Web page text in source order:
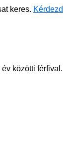
keres. Kérdezd
közötti férfival.